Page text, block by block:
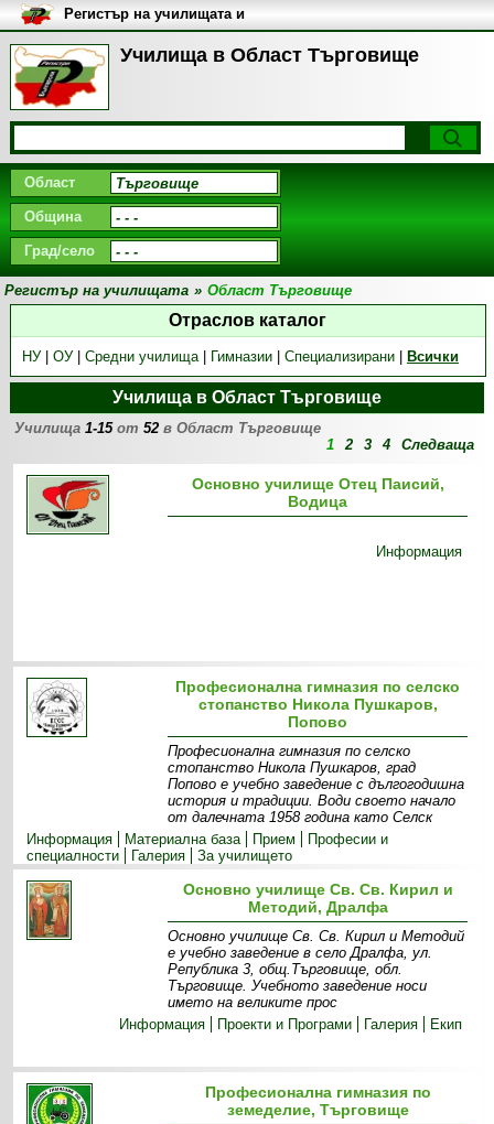
Училища в Област Търговище
Регистър на училищата и
университетите в България
Област
Община
Град/село
Регистър на училищата » Област Търговище
Отраслов каталог
НУ| ОУ| Средни училища| Гимназии| Специализирани| Всички
Училища в Област Търговище
Училища1-15от52 в Област Търговище
1
2 3 4 Следваща
Основно училище Отец Паисий,
Водица
Информация
Професионална гимназия по селско
стопанство Никола Пушкаров,
Попово
Професионална гимназия по селско
стопанство Никола Пушкаров, град
Попово е учебно заведение с дългогодишна
история и традиции. Води своето начало
от далечната 1958 година като Селск
Информация
Материална база Прием
Професии и
специалности
Галерия За училището
Основно училище Св. Св. Кирил и
Методий, Дралфа
Основно училище Св. Св. Кирил и Методий
е учебно заведение в село Дралфа, ул.
Република 3, общ.Търговище, обл.
Търговище. Учебното заведение носи
името на великите прос
Информация
Проекти и Програми Галерия Екип
Професионална гимназия по
земеделие, Търговище